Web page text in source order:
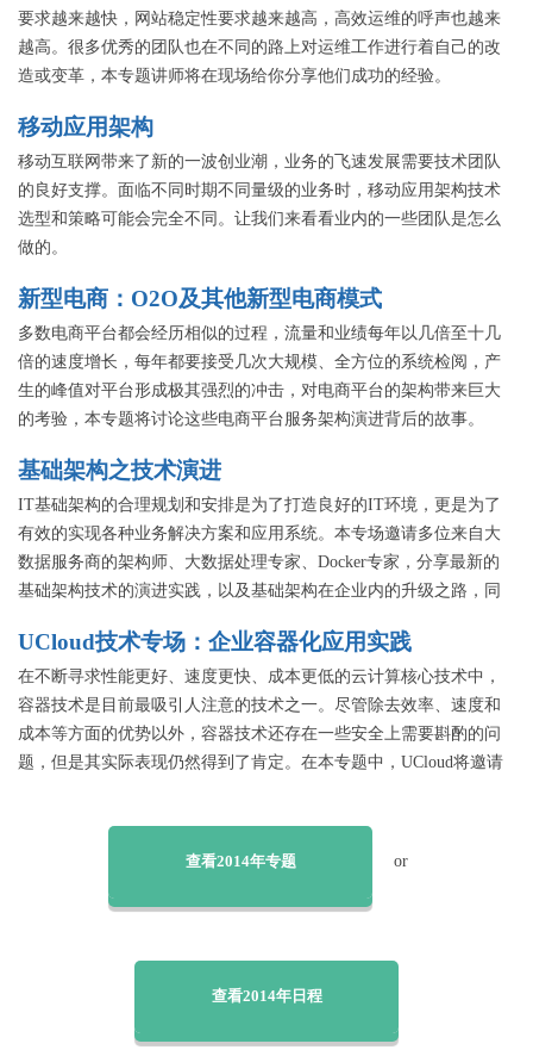
要求越来越快，网站稳定性要求越来越高，高效运维的呼声也越来
越高。很多优秀的团队也在不同的路上对运维工作进行着自己的改
造或变革，本专题讲师将在现场给你分享他们成功的经验。
移动应用架构
移动互联网带来了新的一波创业潮，业务的飞速发展需要技术团队
的良好支撑。面临不同时期不同量级的业务时，移动应用架构技术
选型和策略可能会完全不同。让我们来看看业内的一些团队是怎么
做的。
新型电商：O2O及其他新型电商模式
多数电商平台都会经历相似的过程，流量和业绩每年以几倍至十几
倍的速度增长，每年都要接受几次大规模、全方位的系统检阅，产
生的峰值对平台形成极其强烈的冲击，对电商平台的架构带来巨大
的考验，本专题将讨论这些电商平台服务架构演进背后的故事。
基础架构之技术演进
IT基础架构的合理规划和安排是为了打造良好的IT环境，更是为了
有效的实现各种业务解决方案和应用系统。本专场邀请多位来自大
数据服务商的架构师、大数据处理专家、Docker专家，分享最新的
基础架构技术的演进实践，以及基础架构在企业内的升级之路，同
UCloud技术专场：企业容器化应用实践
在不断寻求性能更好、速度更快、成本更低的云计算核心技术中，
容器技术是目前最吸引人注意的技术之一。尽管除去效率、速度和
成本等方面的优势以外，容器技术还存在一些安全上需要斟酌的问
题，但是其实际表现仍然得到了肯定。在本专题中，UCloud将邀请
查看2014年专题 or
查看2014年日程